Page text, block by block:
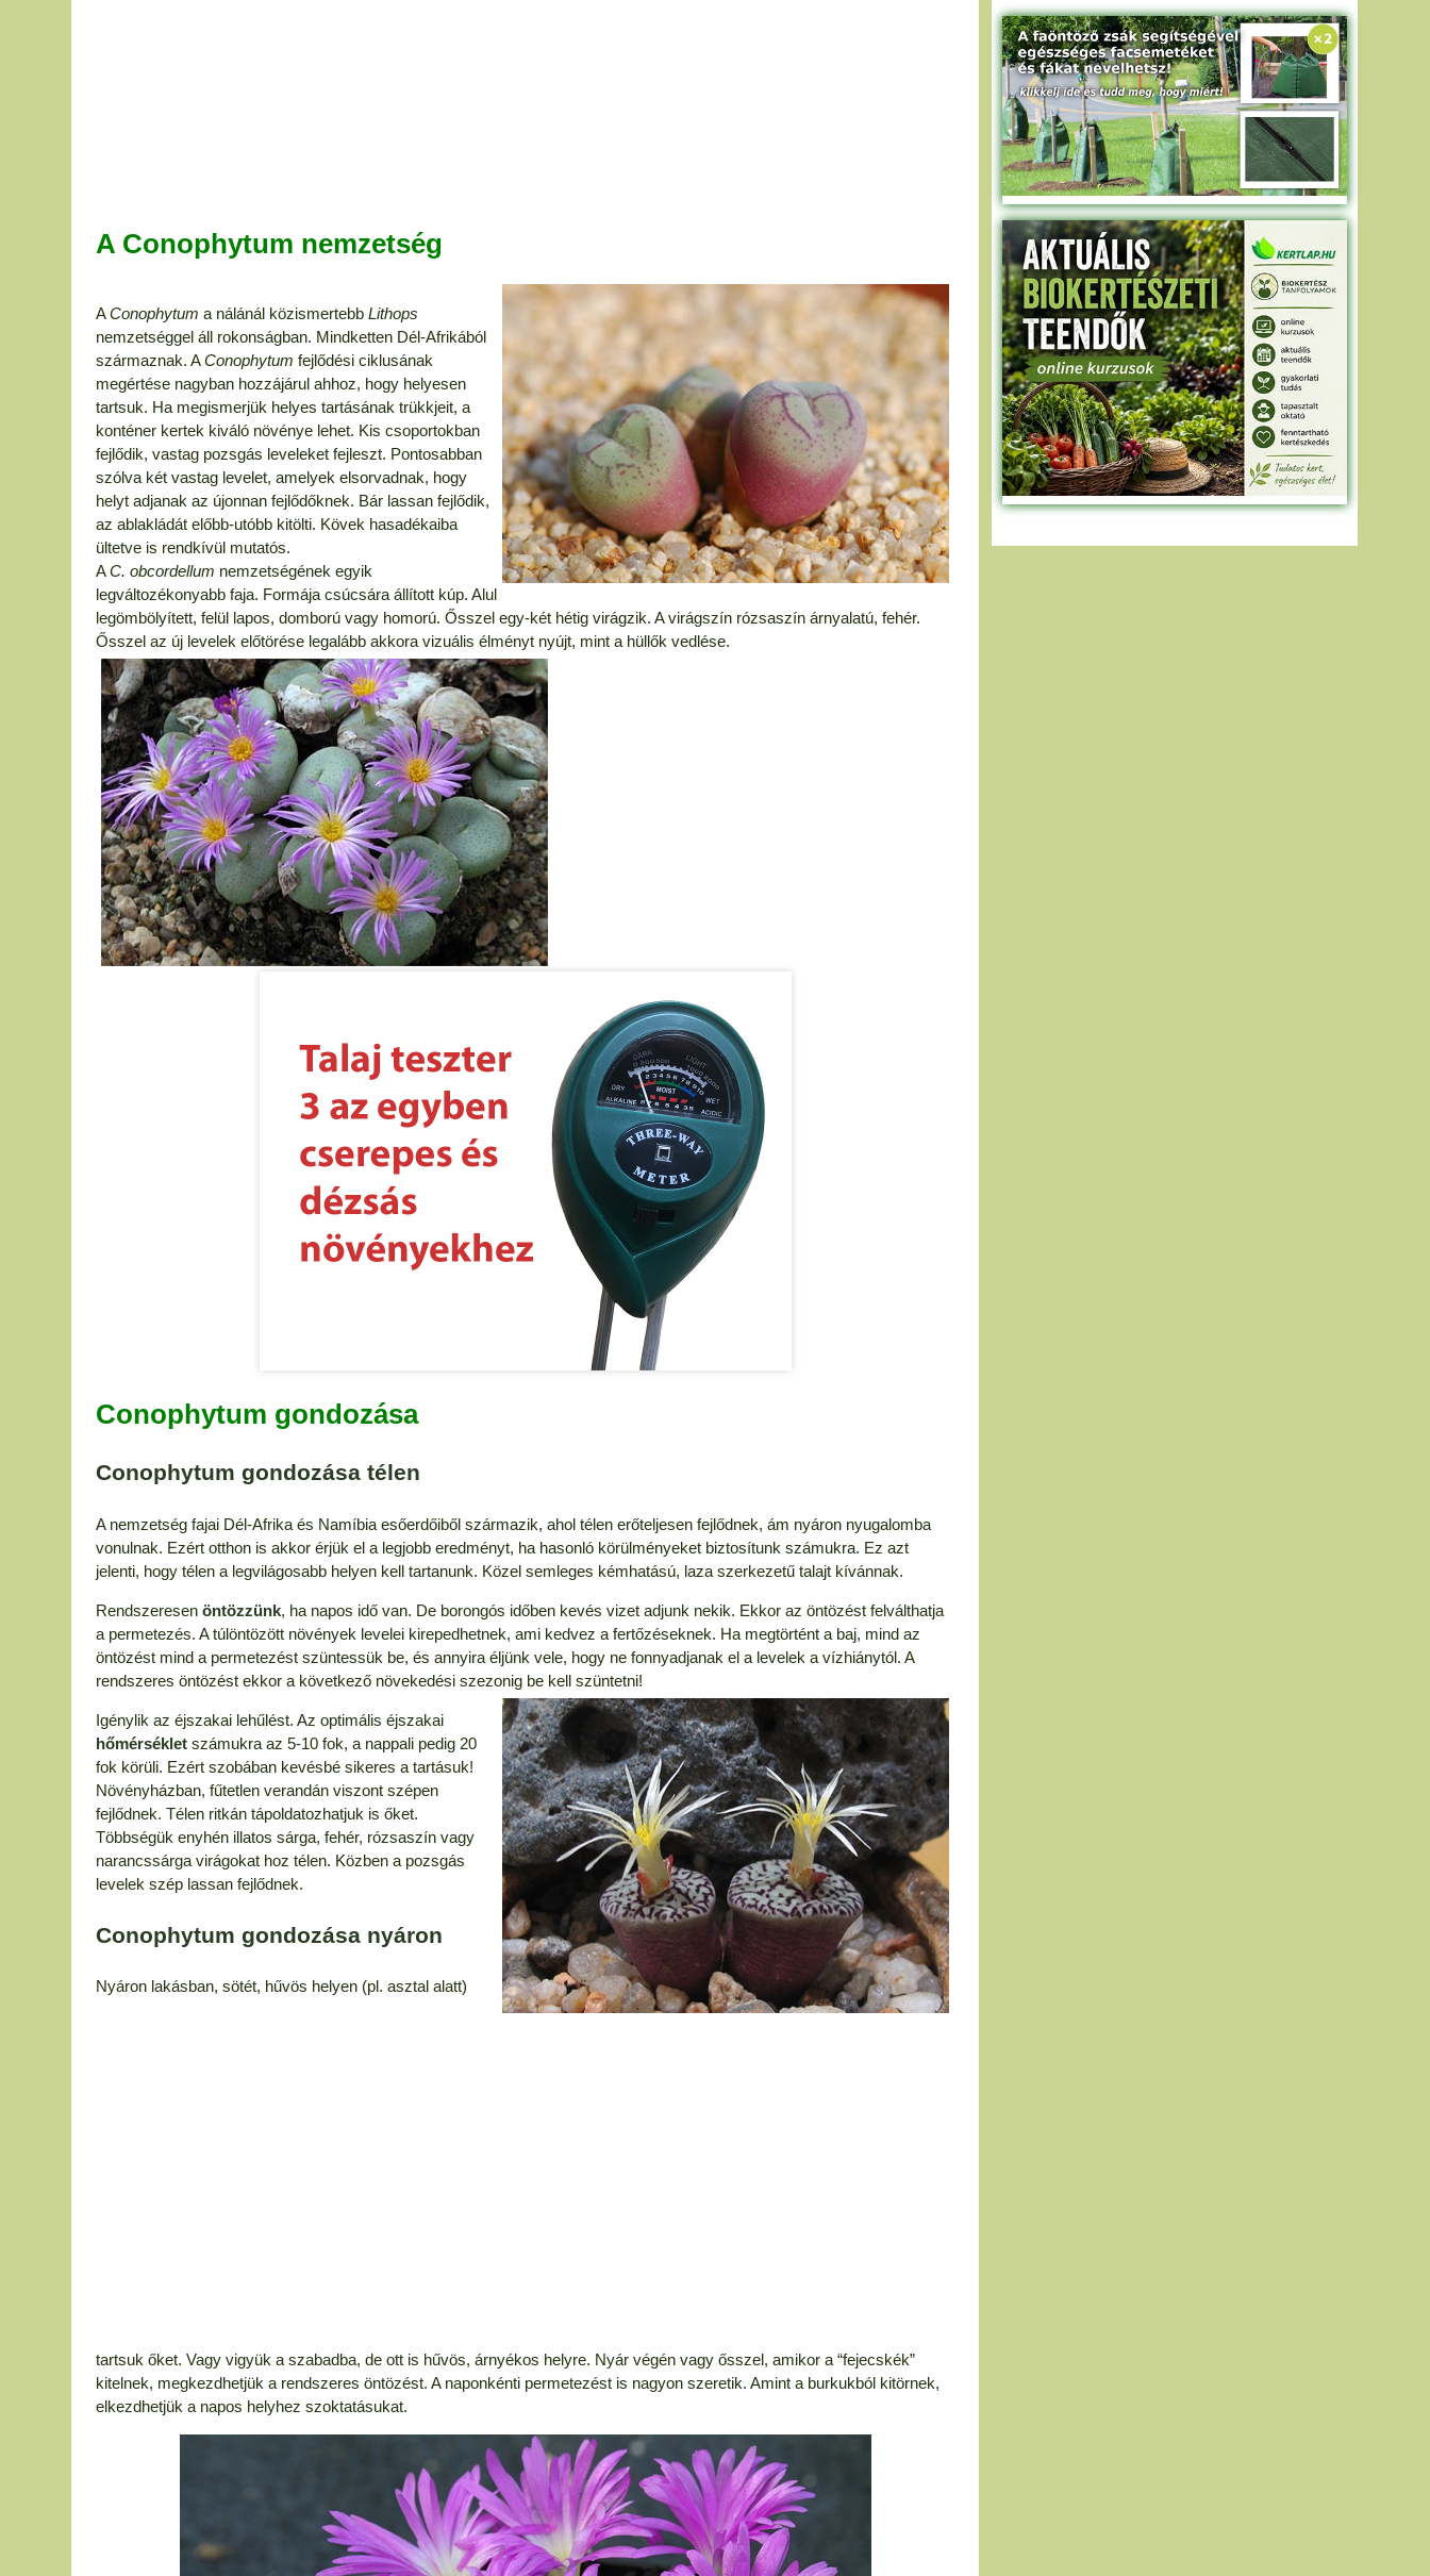
A Conophytum nemzetség
AConophytum a nálánál közismertebb Lithops
nemzetséggel áll rokonságban. Mindketten Dél-Afrikából
származnak. AConophytum fejlődési ciklusának
megértése nagyban hozzájárul ahhoz, hogy helyesen
tartsuk. Ha megismerjük helyes tartásának trükkjeit, a
konténer kertek kiváló növénye lehet. Kis csoportokban
fejlődik, vastag pozsgás leveleket fejleszt. Pontosabban
szólva két vastag levelet, amelyek elsorvadnak, hogy
helyt adjanak az újonnan fejlődőknek. Bár lassan fejlődik,
az ablakládát előbb-utóbb kitölti. Kövek hasadékaiba
ültetve is rendkívül mutatós.
AC. obcordellum nemzetségének egyik
legváltozékonyabb faja. Formája csúcsára állított kúp. Alul
legömbölyített, felül lapos, domború vagy homorú. Ősszel egy-két hétig virágzik. A virágszín rózsaszín árnyalatú, fehér.
Ősszel az új levelek előtörése legalább akkora vizuális élményt nyújt, mint a hüllők vedlése.
Conophytum gondozása
Conophytum gondozása télen
A nemzetség fajai Dél-Afrika és Namíbia esőerdőiből származik, ahol télen erőteljesen fejlődnek, ám nyáron nyugalomba
vonulnak. Ezért otthon is akkor érjük el a legjobb eredményt, ha hasonló körülményeket biztosítunk számukra. Ez azt
jelenti, hogy télen a legvilágosabb helyen kell tartanunk. Közel semleges kémhatású, laza szerkezetű talajt kívánnak.
Rendszeresen öntözzünk, ha napos idő van. De borongós időben kevés vizet adjunk nekik. Ekkor az öntözést felválthatja
a permetezés. A túlöntözött növények levelei kirepedhetnek, ami kedvez a fertőzéseknek. Ha megtörtént a baj, mind az
öntözést mind a permetezést szüntessük be, és annyira éljünk vele, hogy ne fonnyadjanak el a levelek a vízhiánytól. A
rendszeres öntözést ekkor a következő növekedési szezonig be kell szüntetni!
Igénylik az éjszakai lehűlést. Az optimális éjszakai
hőmérsékletszámukra az 5-10 fok, a nappali pedig 20
fok körüli. Ezért szobában kevésbé sikeres a tartásuk!
Növényházban, fűtetlen verandán viszont szépen
fejlődnek. Télen ritkán tápoldatozhatjuk is őket.
Többségük enyhén illatos sárga, fehér, rózsaszín vagy
narancssárga virágokat hoz télen. Közben a pozsgás
levelek szép lassan fejlődnek.
Conophytum gondozása nyáron
Nyáron lakásban, sötét, hűvös helyen (pl. asztal alatt)
tartsuk őket. Vagy vigyük a szabadba, de ott is hűvös, árnyékos helyre. Nyár végén vagy ősszel, amikor a “fejecskék”
kitelnek, megkezdhetjük a rendszeres öntözést. A naponkénti permetezést is nagyon szeretik. Amint a burkukból kitörnek,
elkezdhetjük a napos helyhez szoktatásukat.